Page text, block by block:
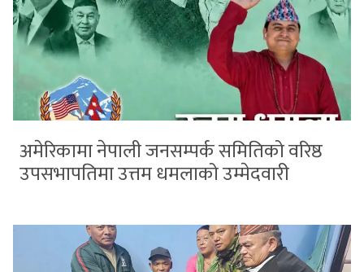
अमेरिकामा नेपाली जनसम्पर्क समितिको वरिष्ठ
उपसभापतिमा उत्तम धमलाको उम्मेदवारी